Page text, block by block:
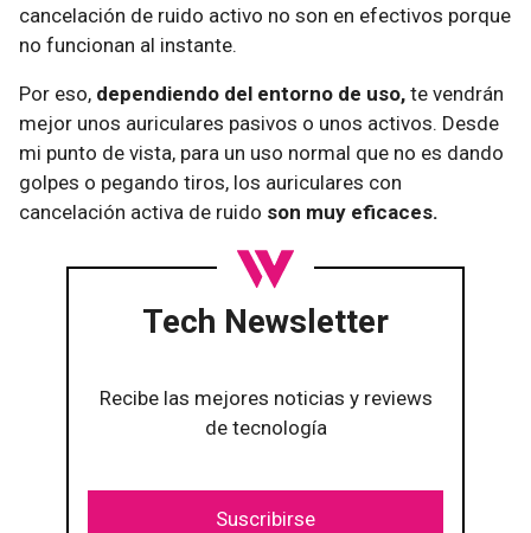
cancelación de ruido activo no son en efectivos porque
no funcionan al instante.
Por eso, dependiendo del entorno de uso, te vendrán
mejor unos auriculares pasivos o unos activos. Desde
mi punto de vista, para un uso normal que no es dando
golpes o pegando tiros, los auriculares con
cancelación activa de ruido son muy eficaces.
Tech Newsletter
Recibe las mejores noticias y reviews
de tecnología
Suscribirse